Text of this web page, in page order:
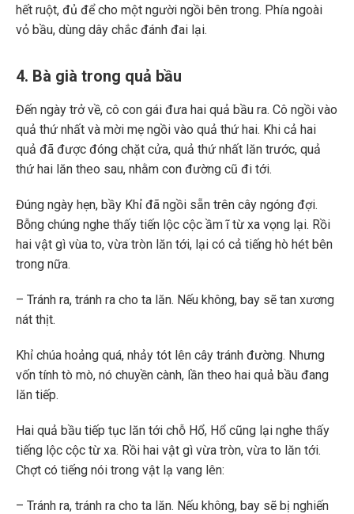
hết ruột, đủ để cho một người ngồi bên trong. Phía ngoài
vỏ bầu, dùng dây chắc đánh đai lại.
4. Bà già trong quả bầu
Đến ngày trở về, cô con gái đưa hai quả bầu ra. Cô ngồi vào
quả thứ nhất và mời mẹ ngồi vào quả thứ hai. Khi cả hai
quả đã được đóng chặt cửa, quả thứ nhất lăn trước, quả
thứ hai lăn theo sau, nhằm con đường cũ đi tới.
Đúng ngày hẹn, bầy Khỉ đã ngồi sẵn trên cây ngóng đợi.
Bỗng chúng nghe thấy tiến lộc cộc ầm ĩ từ xa vọng lại. Rồi
hai vật gì vùa to, vừa tròn lăn tới, lại có cả tiếng hò hét bên
trong nữa.
– Tránh ra, tránh ra cho ta lăn. Nếu không, bay sẽ tan xương
nát thịt.
Khỉ chúa hoảng quá, nhảy tót lên cây tránh đường. Nhưng
vốn tính tò mò, nó chuyền cành, lần theo hai quả bầu đang
lăn tiếp.
Hai quả bầu tiếp tục lăn tới chỗ Hổ, Hổ cũng lại nghe thấy
tiếng lộc cộc từ xa. Rồi hai vật gì vừa tròn, vừa to lăn tới.
Chợt có tiếng nói trong vật lạ vang lên:
– Tránh ra, tránh ra cho ta lăn. Nếu không, bay sẽ bị nghiến